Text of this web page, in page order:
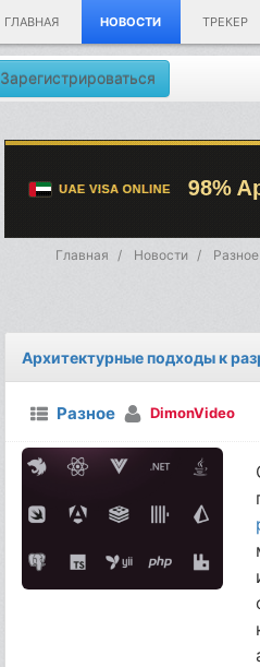
ГЛАВНАЯ НОВОСТИ ТРЕКЕР
Зарегистрироваться
Главная Новости Разное
Архитектурные подходы к
Разное DimonVideo